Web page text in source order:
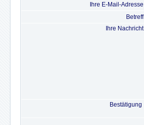
Ihre E-Mail-Adresse
Betreff
Ihre Nachricht
Bestätigung